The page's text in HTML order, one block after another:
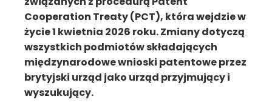
Cooperation Treaty (PCT), która wejdzie w
życie 1 kwietnia 2026 roku. Zmiany dotyczą
wszystkich podmiotów składających
międzynarodowe wnioski patentowe przez
brytyjski urząd jako urząd przyjmujący i
wyszukujący.